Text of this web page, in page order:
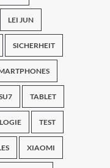
LEI JUN
SICHERHEIT
TABLET
TEST
XIAOMI